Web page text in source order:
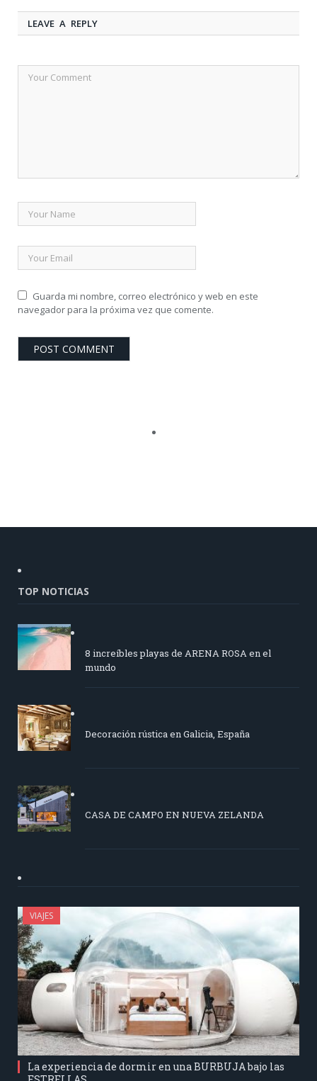
LEAVE A REPLY
Guarda mi nombre, correo electrónico y web en este
navegador para la próxima vez que comente.
TOP NOTICIAS
8 increíbles playas de ARENA ROSA en el
mundo
Decoración rústica en Galicia, España
CASA DE CAMPO EN NUEVA ZELANDA
VIAJES
La experiencia de dormir en una BURBUJA bajo las